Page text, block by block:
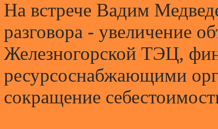
На встрече Вадим
разговора - увеличение
Железногорской ТЭЦ,
ресурсоснабжающими
сокращение